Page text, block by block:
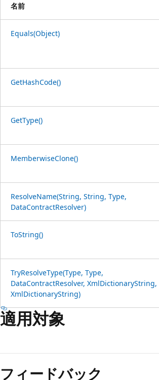
名前
Equals(Object)
GetHashCode()
GetType()
MemberwiseClone()
ResolveName(String, String, Type,
DataContractResolver)
ToString()
TryResolveType(Type, Type,
DataContractResolver, XmlDictionaryString,
XmlDictionaryString)
適用対象
み
取
フィードバック